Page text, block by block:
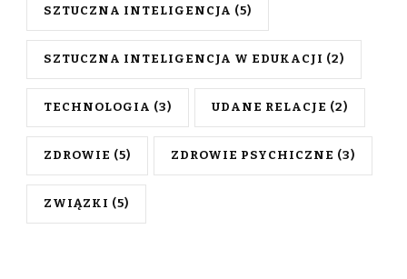
SZTUCZNA INTELIGENCJA (5)
SZTUCZNA INTELIGENCJA W EDUKACJI (2)
TECHNOLOGIA (3) UDANE RELACJE (2)
ZDROWIE (5) ZDROWIE PSYCHICZNE (3)
ZWIĄZKI (5)